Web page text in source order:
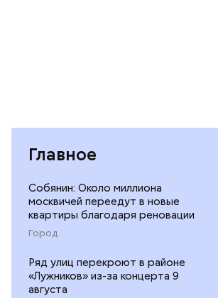
Главное
Собянин: Около миллиона
москвичей переедут в новые
квартиры благодаря реновации
Город
Ряд улиц перекроют в районе
«Лужников» из-за концерта 9
августа